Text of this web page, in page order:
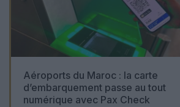
Aéroports du Maroc : la carte
d’embarquement passe au tout
numérique avec Pax Check